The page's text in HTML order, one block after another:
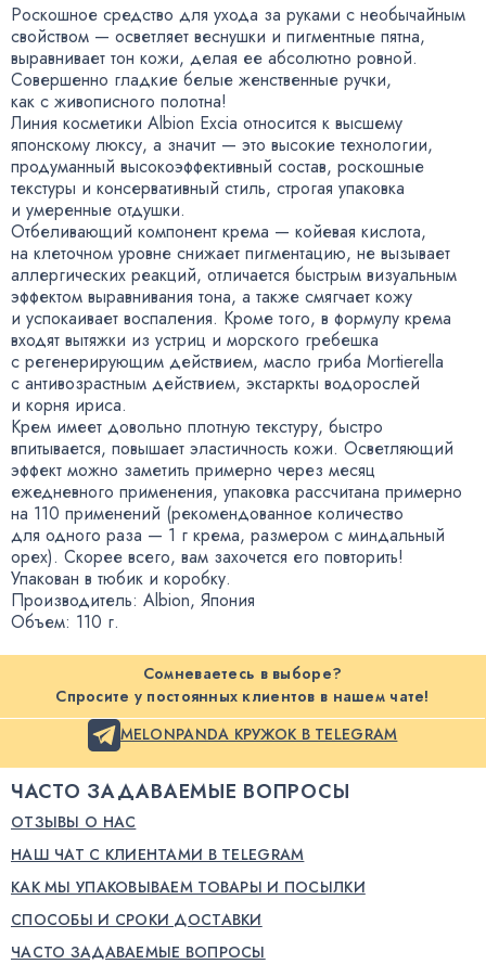
Роскошное средство для ухода за руками с необычайным
свойством — осветляет веснушки и пигментные пятна,
выравнивает тон кожи, делая ее абсолютно ровной.
Совершенно гладкие белые женственные ручки,
как с живописного полотна!
Линия косметики Albion Excia относится к высшему
японскому люксу, а значит — это высокие технологии,
продуманный высокоэффективный состав, роскошные
текстуры и консервативный стиль, строгая упаковка
и умеренные отдушки.
Отбеливающий компонент крема — койевая кислота,
на клеточном уровне снижает пигментацию, не вызывает
аллергических реакций, отличается быстрым визуальным
эффектом выравнивания тона, а также смягчает кожу
и успокаивает воспаления. Кроме того, в формулу крема
входят вытяжки из устриц и морского гребешка
с регенерирующим действием, масло гриба Mortierella
с антивозрастным действием, экстаркты водорослей
и корня ириса.
Крем имеет довольно плотную текстуру, быстро
впитывается, повышает эластичность кожи. Осветляющий
эффект можно заметить примерно через месяц
ежедневного применения, упаковка рассчитана примерно
на 110 применений (рекомендованное количество
для одного раза — 1 г крема, размером с миндальный
орех). Скорее всего, вам захочется его повторить!
Упакован в тюбик и коробку.
Производитель: Albion, Япония
Объем: 110 г.
Сомневаетесь в выборе?
Спросите у постоянных клиентов в нашем чате!
MELONPANDA КРУЖОК В TELEGRAM
ЧАСТО ЗАДАВАЕМЫЕ ВОПРОСЫ
ОТЗЫВЫ О НАС
НАШ ЧАТ С КЛИЕНТАМИ В TELEGRAM
КАК МЫ УПАКОВЫВАЕМ ТОВАРЫ И ПОСЫЛКИ
СПОСОБЫ И СРОКИ ДОСТАВКИ
ЧАСТО ЗАДАВАЕМЫЕ ВОПРОСЫ